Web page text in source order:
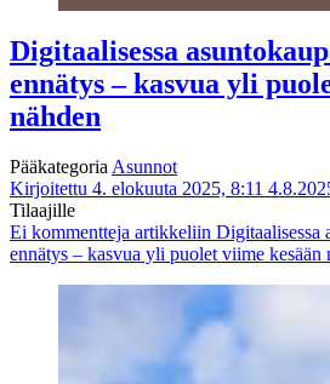
Digitaalisessa
ennätys – kasvua yli
nähden
PääkategoriaAsunnot
Kirjoitettu 4. elokuuta 2025, 8:11
Tilaajille
Ei kommentteja artikkeliin Digitaalisessa
ennätys – kasvua yli puolet viime kesään